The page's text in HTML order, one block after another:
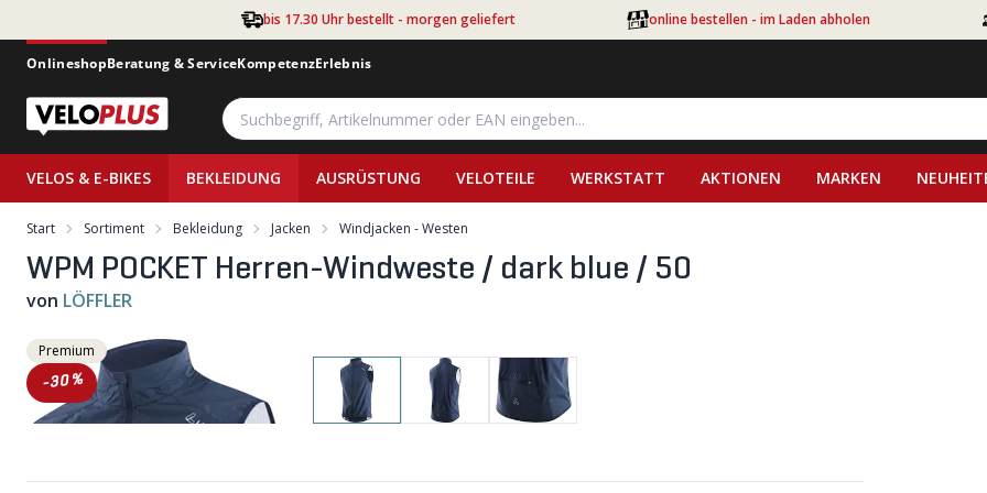
bis 17.30 Uhr bestellt - morgen geliefert online bestellen - im Laden abholen
OnlineshopBeratung & ServiceKompetenzErlebnis
VELOS & E-BIKES BEKLEIDUNG AUSRÜSTUNG VELOTEILE WERKSTATT AKTIONEN MARKEN
Start Sortiment Bekleidung Jacken Windjacken - Westen
WPM POCKET Herren-Windweste / dark blue / 50
von LÖFFLER
Premium
-30%